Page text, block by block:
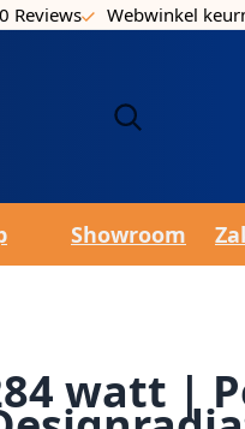
Reviews Webwinkel
Showroom
watt |